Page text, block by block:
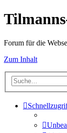
Forum für die
Zum Inhalt